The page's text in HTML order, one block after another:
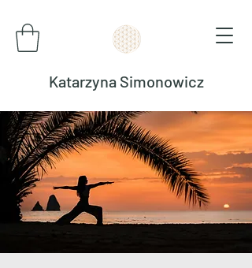
Katarzyna Simonowicz